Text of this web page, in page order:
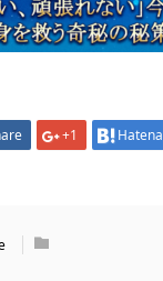
+1 Hatena